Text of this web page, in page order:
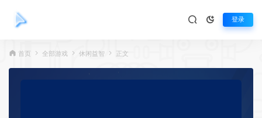
登录
首页 全部游戏 休闲益智 正文